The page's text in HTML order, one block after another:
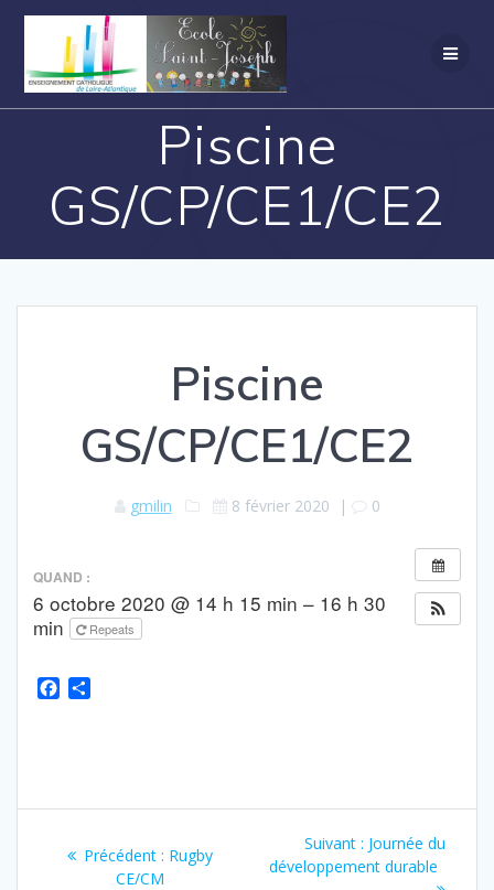
Piscine
GS/CP/CE1/CE2
Piscine
GS/CP/CE1/CE2
gmilin 8 février 2020 | 0
QUAND :
6 octobre 2020 @ 14 h 15 min – 16 h 30
min
Repeats
Précédent : Rugby
CE/CM
Suivant : Journée du
développement durable